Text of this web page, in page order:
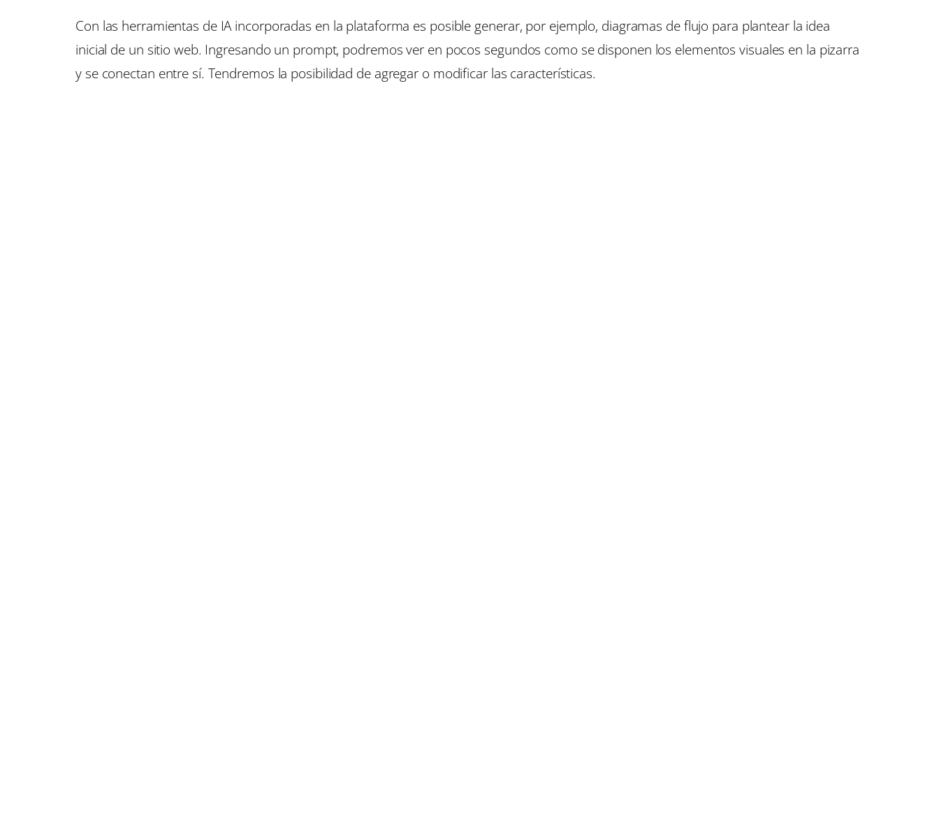
Con las herramientas de IA incorporadas en la plataforma es posible generar, por ejemplo, diagramas de flujo para plantear la idea
inicial de un sitio web. Ingresando un prompt, podremos ver en pocos segundos como se disponen los elementos visuales en la pizarra
y se conectan entre sí. Tendremos la posibilidad de agregar o modificar las características.